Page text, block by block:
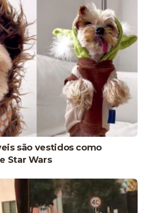
​​são vestidos como
Star Wars